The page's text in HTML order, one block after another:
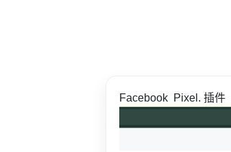
Facebook Pixel. 插件